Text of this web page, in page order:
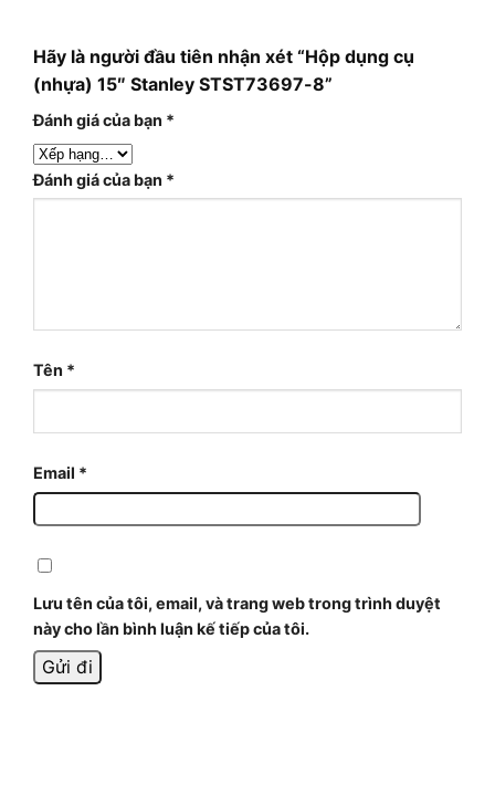
Hãy là người đầu tiên nhận xét “Hộp dụng cụ
(nhựa) 15″ Stanley STST73697-8”
Đánh giá của bạn *
Đánh giá của bạn *
Tên *
Email *
Lưu tên của tôi, email, và trang web trong trình duyệt
này cho lần bình luận kế tiếp của tôi.